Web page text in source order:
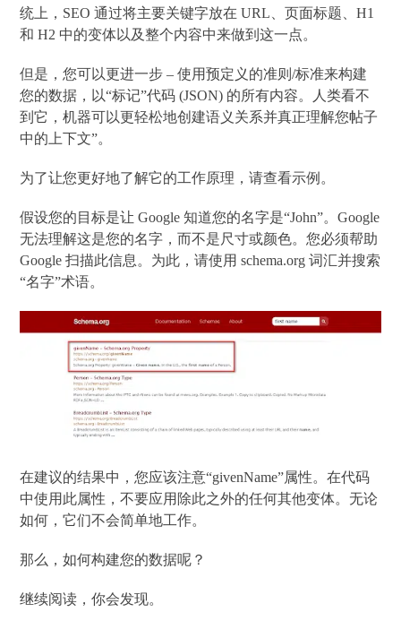
统上，SEO 通过将主要关键字放在 URL、页面标题、H1
和 H2 中的变体以及整个内容中来做到这一点。
但是，您可以更进一步 – 使用预定义的准则/标准来构建
您的数据，以“标记”代码 (JSON) 的所有内容。人类看不
到它，机器可以更轻松地创建语义关系并真正理解您帖子
中的上下文”。
为了让您更好地了解它的工作原理，请查看示例。
假设您的目标是让 Google 知道您的名字是“John”。Google
无法理解这是您的名字，而不是尺寸或颜色。您必须帮助
Google 扫描此信息。为此，请使用 schema.org 词汇并搜索
“名字”术语。
在建议的结果中，您应该注意“givenName”属性。在代码
中使用此属性，不要应用除此之外的任何其他变体。无论
如何，它们不会简单地工作。
那么，如何构建您的数据呢？
继续阅读，你会发现。